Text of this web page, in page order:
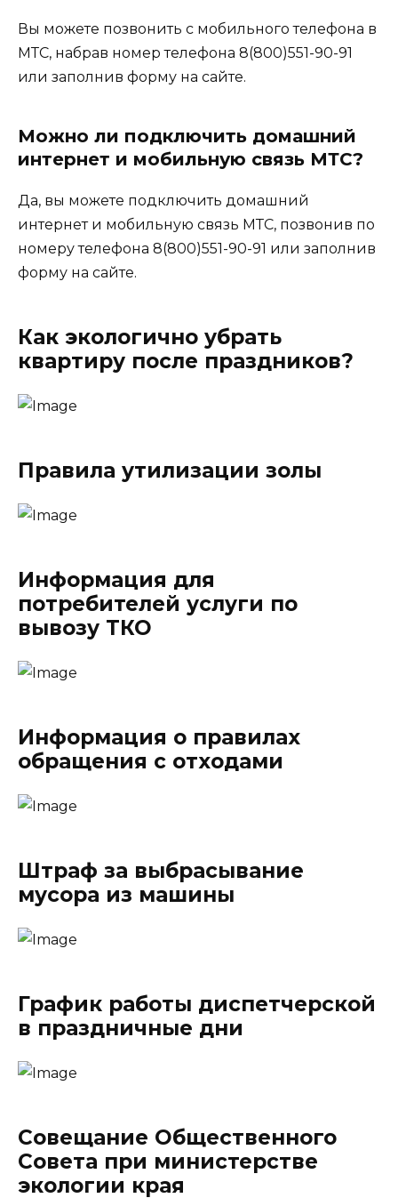
Вы можете позвонить с мобильного телефона в
МТС, набрав номер телефона 8(800)551-90-91
или заполнив форму на сайте.
Можно ли подключить домашний
интернет и мобильную связь МТС?
Да, вы можете подключить домашний
интернет и мобильную связь МТС, позвонив по
номеру телефона 8(800)551-90-91 или заполнив
форму на сайте.
Как экологично убрать
квартиру после праздников?
Правила утилизации золы
Информация для
потребителей услуги по
вывозу ТКО
Информация о правилах
обращения с отходами
Штраф за выбрасывание
мусора из машины
График работы диспетчерской
в праздничные дни
Cовещание Общественного
Совета при министерстве
экологии края